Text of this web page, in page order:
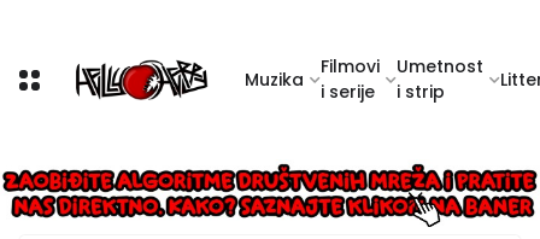
Muzika
Filmovi
i serije
Umetnost
i strip